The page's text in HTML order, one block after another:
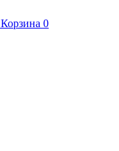
Корзина 0